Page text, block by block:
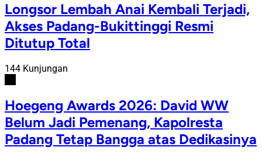
Longsor Lembah Anai Kembali Terjadi,
Akses Padang-Bukittinggi Resmi
Ditutup Total
144 Kunjungan
Hoegeng Awards 2026: David WW
Belum Jadi Pemenang, Kapolresta
Padang Tetap Bangga atas Dedikasinya